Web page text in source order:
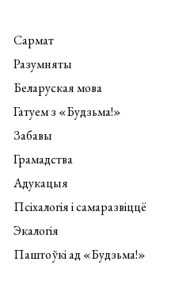
Сармат
Разумняты
Беларуская мова
Гатуем з «Будзьма!»
Забавы
Грамадства
Адукацыя
Псіхалогія і самаразвіццё
Экалогія
Паштоўкі ад «Будзьма!»